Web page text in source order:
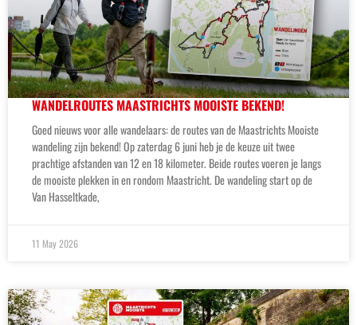
WANDELROUTES MAASTRICHTS MOOISTE BEKEND!
Goed nieuws voor alle wandelaars: de routes van de Maastrichts Mooiste
wandeling zijn bekend! Op zaterdag 6 juni heb je de keuze uit twee
prachtige afstanden van 12 en 18 kilometer. Beide routes voeren je langs
de mooiste plekken in en rondom Maastricht. De wandeling start op de
Van Hasseltkade,
11 May 2026